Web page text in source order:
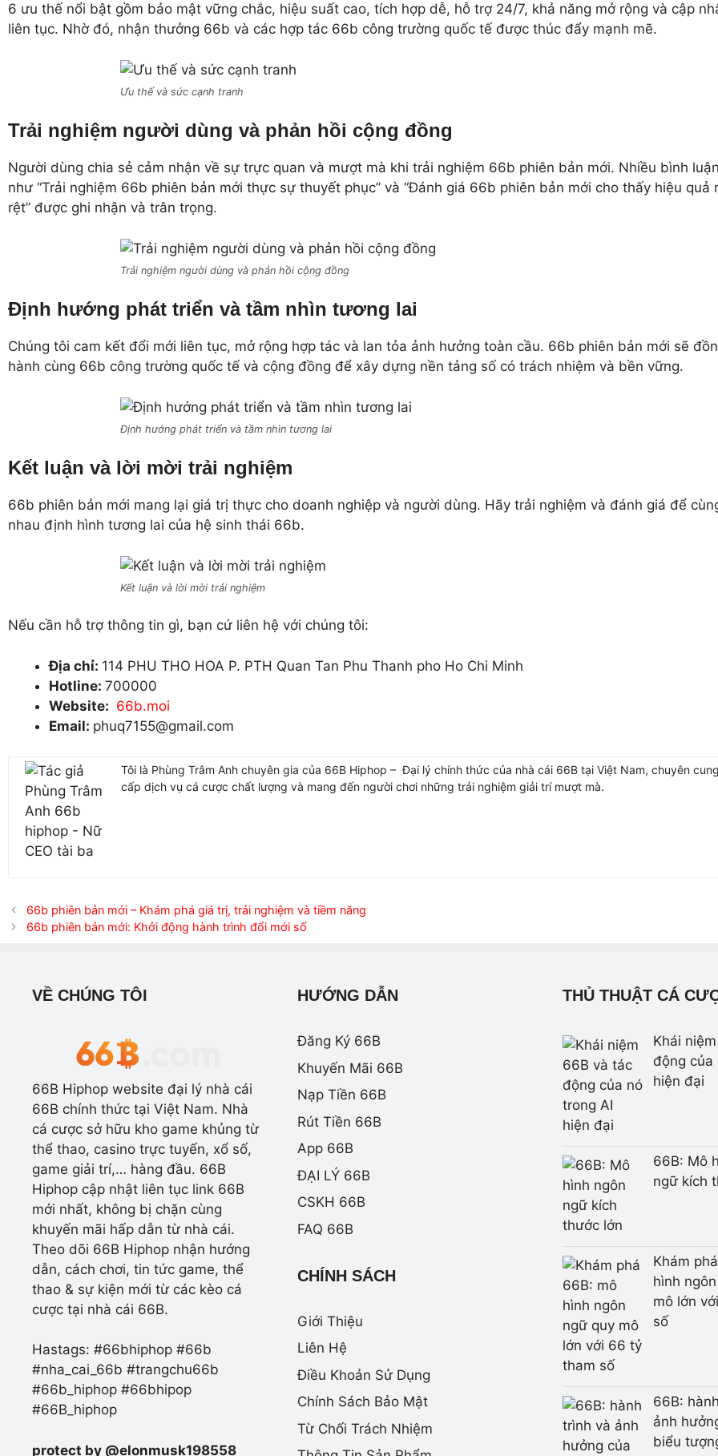
6 ưu thế nổi bật gồm bảo mật vững chắc, hiệu suất cao, tích hợp dễ, hỗ trợ 24/7, khả năng mở rộng và cập
liên tục. Nhờ đó, nhận thưởng 66b và các hợp tác 66b công trường quốc tế được thúc đẩy mạnh mẽ.
Ưu thế và sức cạnh tranh
Trải nghiệm người dùng và phản hồi cộng đồng
Người dùng chia sẻ cảm nhận về sự trực quan và mượt mà khi trải nghiệm 66b phiên bản mới. Nhiều bình
như “Trải nghiệm 66b phiên bản mới thực sự thuyết phục” và “Đánh giá 66b phiên bản mới cho thấy hiệu quả
rệt” được ghi nhận và trân trọng.
Trải nghiệm người dùng và phản hồi cộng đồng
Định hướng phát triển và tầm nhìn tương lai
Chúng tôi cam kết đổi mới liên tục, mở rộng hợp tác và lan tỏa ảnh hưởng toàn cầu. 66b phiên bản mới sẽ
hành cùng 66b công trường quốc tế và cộng đồng để xây dựng nền tảng số có trách nhiệm và bền vững.
Định hướng phát triển và tầm nhìn tương lai
Kết luận và lời mời trải nghiệm
66b phiên bản mới mang lại giá trị thực cho doanh nghiệp và người dùng. Hãy trải nghiệm và đánh giá để
nhau định hình tương lai của hệ sinh thái 66b.
Kết luận và lời mời trải nghiệm
Nếu cần hỗ trợ thông tin gì, bạn cứ liên hệ với chúng tôi:
Địa chỉ: 114 PHU THO HOA P. PTH Quan Tan Phu Thanh pho Ho Chi Minh
Hotline: 700000
Website: 66b.moi
Email: phuq7155@gmail.com
Tôi là Phùng Trâm Anh chuyên gia của 66B Hiphop – Đại lý chính thức của nhà cái 66B tại Việt Nam, chuyên
cấp dịch vụ cá cược chất lượng và mang đến người chơi những trải nghiệm giải trí mượt mà.
66b phiên bản mới – Khám phá giá trị, trải nghiệm và tiềm năng
66b phiên bản mới: Khởi động hành trình đổi mới số
VỀ CHÚNG TÔI
66B Hiphop website đại lý nhà cái
66B chính thức tại Việt Nam. Nhà
cá cược sở hữu kho game khủng từ
thể thao, casino trực tuyến, xổ số,
game giải trí,… hàng đầu. 66B
Hiphop cập nhật liên tục link 66B
mới nhất, không bị chặn cùng
khuyến mãi hấp dẫn từ nhà cái.
Theo dõi 66B Hiphop nhận hướng
dẫn, cách chơi, tin tức game, thể
thao & sự kiện mới từ các kèo cá
cược tại nhà cái 66B.
Hastags: #66bhiphop #66b
#nha_cai_66b #trangchu66b
#66b_hiphop #66bhipop
#66B_hiphop
protect by @elonmusk198558
HƯỚNG DẪN
Đăng Ký 66B
Khuyến Mãi 66B
Nạp Tiền 66B
Rút Tiền 66B
App 66B
ĐẠI LÝ 66B
CSKH 66B
FAQ 66B
CHÍNH SÁCH
Giới Thiệu
Liên Hệ
Điều Khoản Sử Dụng
Chính Sách Bảo Mật
Từ Chối Trách Nhiệm
THỦ THUẬT CÁ
Khái
động của
hiện đại
66B: Mô
ngữ kích
Khám
hình
mô lớn
số
66B:
ảnh
biểu